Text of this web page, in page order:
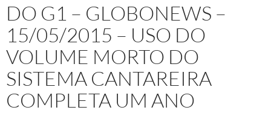
DO G1 – GLOBONEWS –
15/05/2015 – USO DO
VOLUME MORTO DO
SISTEMA CANTAREIRA
COMPLETA UM ANO